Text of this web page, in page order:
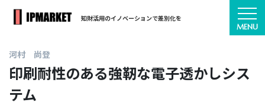
知財活用のイノベーションで差別化を
河村 尚登
印刷耐性のある強靭な電子透かしシス
テム